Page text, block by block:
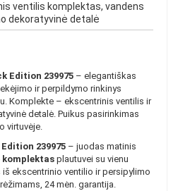
ventilis komplektas, vandens
dekoratyvinė detalė
Edition 239975– elegantiškas
ir perpildymo rinkinys
Komplekte – ekscentrinis ventilis ir
detalė. Puikus pasirinkimas
virtuvėje.
239975– juodas matinis
plautuvei su vienu
ekscentrinio ventilio ir persipylimo
24 mėn. garantija.